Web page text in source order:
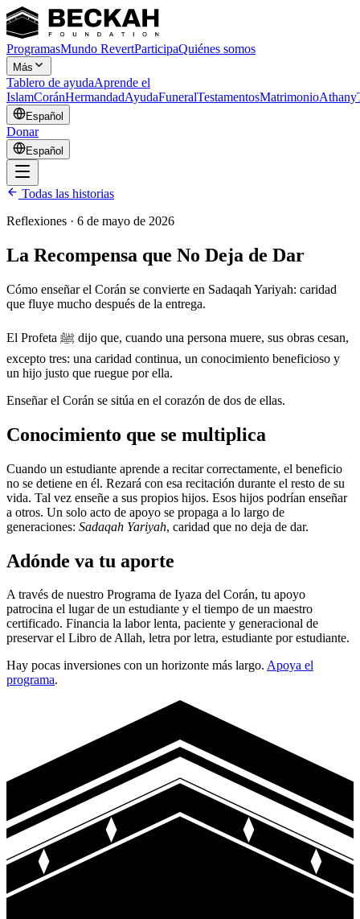
ProgramasMundo RevertParticipaQuiénes somos
Más
Tablero de ayudaAprende el
IslamCoránHermandadAyudaFuneralTestamentosMatrimonioAthany
Español
Donar
Español
Todas las historias
Reflexiones · 6 de mayo de 2026
La Recompensa que No Deja de Dar
Cómo enseñar el Corán se convierte en Sadaqah Yariyah: caridad
que fluye mucho después de la entrega.
El Profeta ﷺ dijo que, cuando una persona muere, sus obras cesan,
excepto tres: una caridad continua, un conocimiento beneficioso y
un hijo justo que ruegue por ella.
Enseñar el Corán se sitúa en el corazón de dos de ellas.
Conocimiento que se multiplica
Cuando un estudiante aprende a recitar correctamente, el beneficio
no se detiene en él. Rezará con esa recitación durante el resto de su
vida. Tal vez enseñe a sus propios hijos. Esos hijos podrían enseñar
a otros. Un solo acto de apoyo se propaga a lo largo de
generaciones: Sadaqah Yariyah, caridad que no deja de dar.
Adónde va tu aporte
A través de nuestro Programa de Iyaza del Corán, tu apoyo
patrocina el lugar de un estudiante y el tiempo de un maestro
certificado. Financia la labor lenta, paciente y generacional de
preservar el Libro de Allah, letra por letra, estudiante por estudiante.
Hay pocas inversiones con un horizonte más largo. Apoya el
programa.